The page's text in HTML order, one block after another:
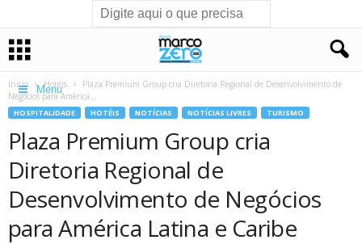
Menu
Início Hotéis
Plaza Premium Group cria Diretoria Regional de Desenvolvimento de
Negócios para América...
HOSPITALIDADE HOTÉIS NOTÍCIAS NOTÍCIAS LIVRES TURISMO
Plaza Premium Group cria
Diretoria Regional de
Desenvolvimento de Negócios
para América Latina e Caribe